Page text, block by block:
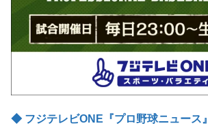
◆ フジテレビONE『プロ野球ニュース』